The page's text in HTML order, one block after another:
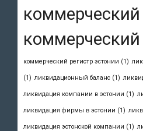
коммерческий
коммерческий
коммерческий регистр эстонии (1)
(1) ликвидационный баланс (1)
ликвидация компании в эстонии (1)
ликвидация фирмы в эстонии (1)
ликвидация эстонской компании (1)